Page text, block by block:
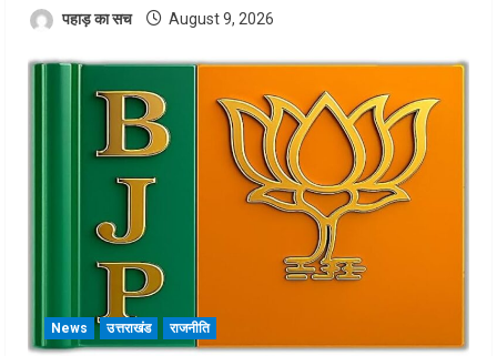
पहाड़ का सच August 9, 2026
News उत्तराखंड राजनीति